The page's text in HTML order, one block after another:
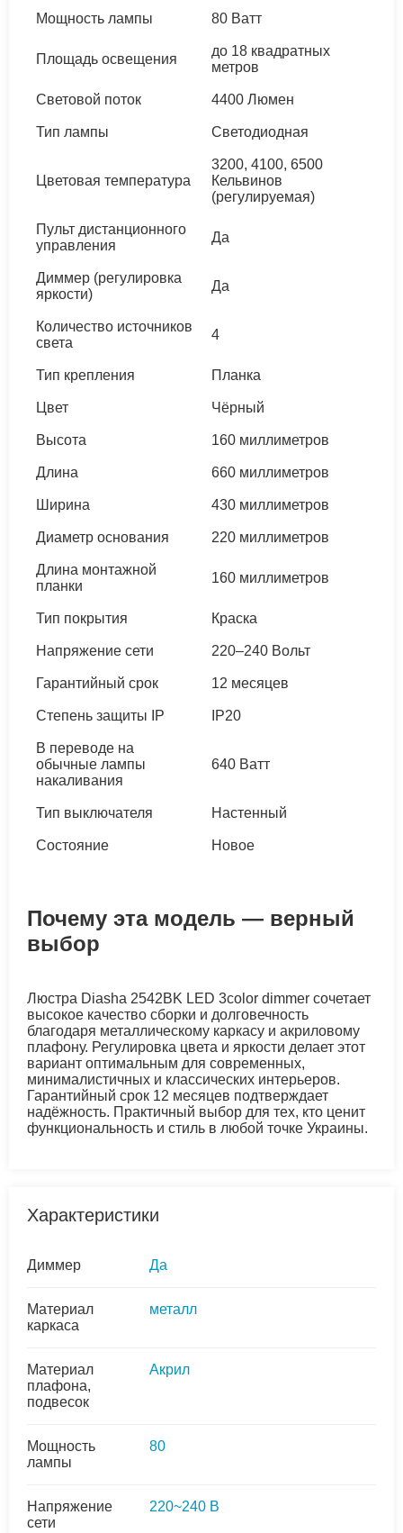
Мощность лампы 80 Ватт
Площадь освещения
до 18 квадратных
метров
Световой поток 4400 Люмен
Тип лампы Светодиодная
Цветовая температура
3200, 4100, 6500
Кельвинов
(регулируемая)
Пульт дистанционного
управления
Да
Диммер (регулировка
яркости)
Да
Количество источников
света
4
Тип крепления Планка
Цвет Чёрный
Высота 160 миллиметров
Длина 660 миллиметров
Ширина 430 миллиметров
Диаметр основания 220 миллиметров
Длина монтажной
планки
160 миллиметров
Тип покрытия Краска
Напряжение сети 220–240 Вольт
Гарантийный срок 12 месяцев
Степень защиты IP IP20
В переводе на
обычные лампы
накаливания
640 Ватт
Тип выключателя Настенный
Состояние Новое
Почему эта модель — верный
выбор
Люстра Diasha 2542BK LED 3color dimmer сочетает
высокое качество сборки и долговечность
благодаря металлическому каркасу и акриловому
плафону. Регулировка цвета и яркости делает этот
вариант оптимальным для современных,
минималистичных и классических интерьеров.
Гарантийный срок 12 месяцев подтверждает
надёжность. Практичный выбор для тех, кто ценит
функциональность и стиль в любой точке Украины.
Характеристики
Диммер Да
Материал
каркаса
металл
Материал
плафона,
подвесок
Акрил
Мощность
лампы
80
Напряжение
сети
220~240 В